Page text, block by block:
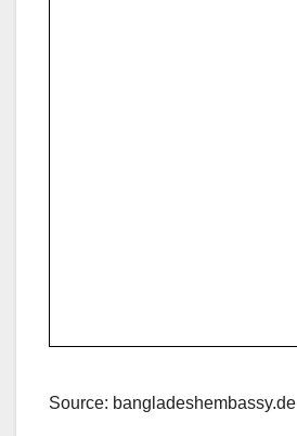
Source: bangladeshembassy.de